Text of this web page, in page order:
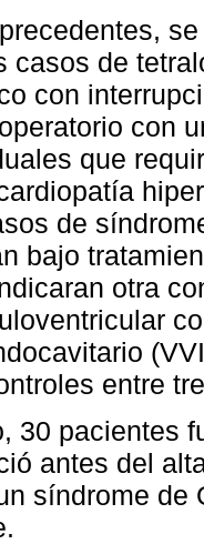
casos de
con
con
que
de
bajo
otra
entre
30 pacientes
antes del
síndrome de